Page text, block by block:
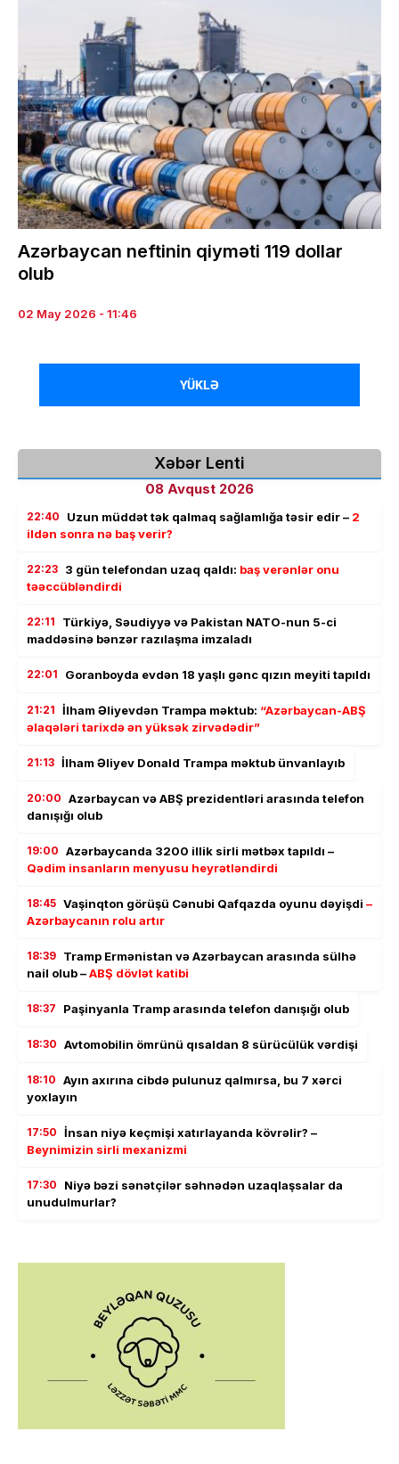
Azərbaycan neftinin qiyməti 119 dollar
olub
02 May 2026 - 11:46
YÜKLƏ
Xəbər Lenti
08 Avqust 2026
22:40 Uzun müddət tək qalmaq sağlamlığa təsir edir – 2
ildən sonra nə baş verir?
22:23 3 gün telefondan uzaq qaldı: baş verənlər onu
təəccübləndirdi
22:11
Türkiyə, Səudiyyə və Pakistan NATO-nun 5-ci
maddəsinə bənzər razılaşma imzaladı
22:01 Goranboyda evdən 18 yaşlı gənc qızın meyiti tapıldı
21:21 İlham Əliyevdən Trampa məktub: “Azərbaycan-ABŞ
əlaqələri tarixdə ən yüksək zirvədədir”
21:13 İlham Əliyev Donald Trampa məktub ünvanlayıb
20:00 Azərbaycan və ABŞ prezidentləri arasında telefon
danışığı olub
19:00 Azərbaycanda 3200 illik sirli mətbəx tapıldı –
Qədim insanların menyusu heyrətləndirdi
18:45 Vaşinqton görüşü Cənubi Qafqazda oyunu dəyişdi –
Azərbaycanın rolu artır
18:39 Tramp Ermənistan və Azərbaycan arasında sülhə
nail olub –ABŞ dövlət katibi
18:37 Paşinyanla Tramp arasında telefon danışığı olub
18:30 Avtomobilin ömrünü qısaldan 8 sürücülük vərdişi
18:10 Ayın axırına cibdə pulunuz qalmırsa, bu 7 xərci
yoxlayın
17:50 İnsan niyə keçmişi xatırlayanda kövrəlir? –
Beynimizin sirli mexanizmi
17:30
Niyə bəzi sənətçilər səhnədən uzaqlaşsalar da
unudulmurlar?